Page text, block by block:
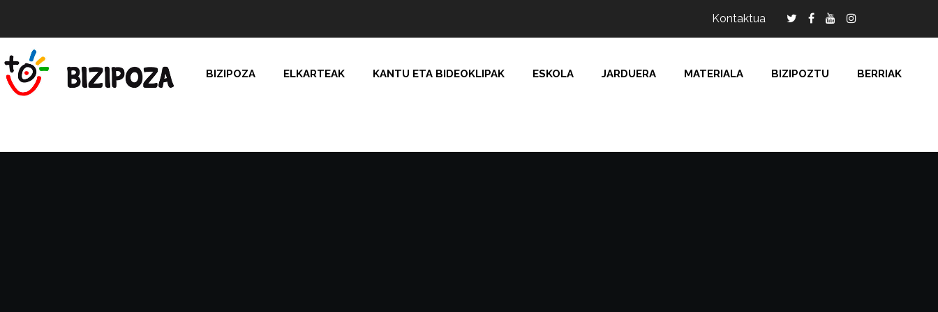
Kontaktua
BIZIPOZA ELKARTEAK KANTU ETA BIDEOKLIPAK ESKOLA JARDUERA MATERIALA BIZIPOZTU BERRIAK